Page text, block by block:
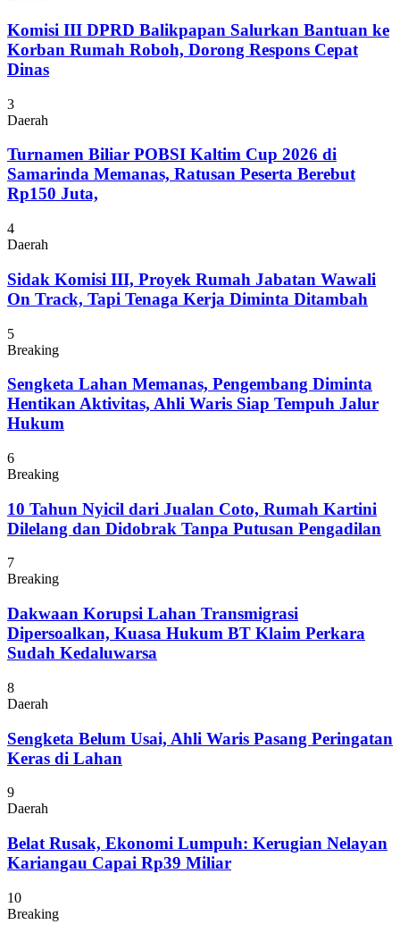
Komisi III DPRD Balikpapan Salurkan Bantuan ke
Korban Rumah Roboh, Dorong Respons Cepat
Dinas
3
Daerah
Turnamen Biliar POBSI Kaltim Cup 2026 di
Samarinda Memanas, Ratusan Peserta Berebut
Rp150 Juta,
4
Daerah
Sidak Komisi III, Proyek Rumah Jabatan Wawali
On Track, Tapi Tenaga Kerja Diminta Ditambah
5
Breaking
Sengketa Lahan Memanas, Pengembang Diminta
Hentikan Aktivitas, Ahli Waris Siap Tempuh Jalur
Hukum
6
Breaking
10 Tahun Nyicil dari Jualan Coto, Rumah Kartini
Dilelang dan Didobrak Tanpa Putusan Pengadilan
7
Breaking
Dakwaan Korupsi Lahan Transmigrasi
Dipersoalkan, Kuasa Hukum BT Klaim Perkara
Sudah Kedaluwarsa
8
Daerah
Sengketa Belum Usai, Ahli Waris Pasang Peringatan
Keras di Lahan
9
Daerah
Belat Rusak, Ekonomi Lumpuh: Kerugian Nelayan
Kariangau Capai Rp39 Miliar
10
Breaking